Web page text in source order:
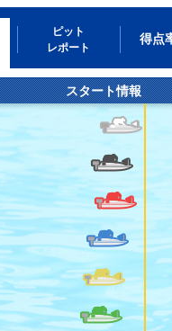
ピット
レポート
得点
スタート情報